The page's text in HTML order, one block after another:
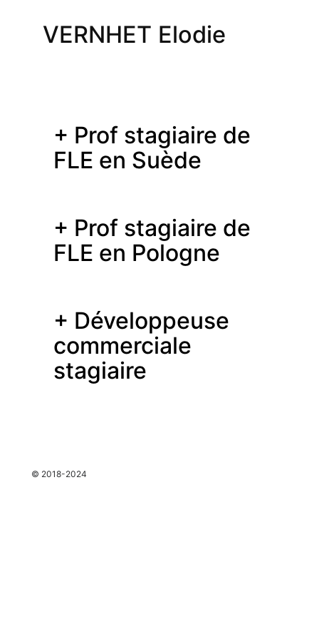
VERNHET Elodie
+ Prof stagiaire de
FLE en Suède
+ Prof stagiaire de
FLE en Pologne
+ Développeuse
commerciale
stagiaire
© 2018-2024